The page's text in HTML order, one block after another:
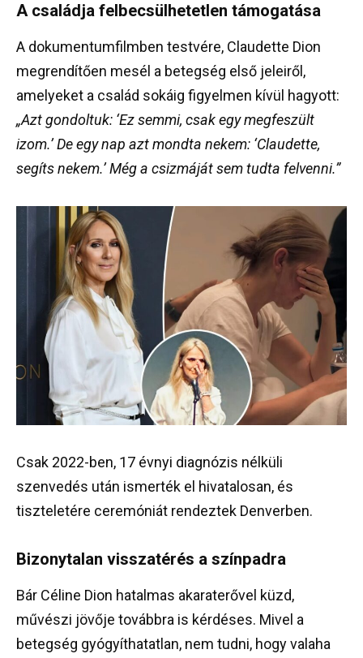
A családja felbecsülhetetlen támogatása
A dokumentumfilmben testvére, Claudette Dion
megrendítően mesél a betegség első jeleiről,
amelyeket a család sokáig figyelmen kívül hagyott:
„Azt gondoltuk: ‘Ez semmi, csak egy megfeszült
izom.’ De egy nap azt mondta nekem: ‘Claudette,
segíts nekem.’ Még a csizmáját sem tudta felvenni.”
Csak 2022-ben, 17 évnyi diagnózis nélküli
szenvedés után ismerték el hivatalosan, és
tiszteletére ceremóniát rendeztek Denverben.
Bizonytalan visszatérés a színpadra
Bár Céline Dion hatalmas akaraterővel küzd,
művészi jövője továbbra is kérdéses. Mivel a
betegség gyógyíthatatlan, nem tudni, hogy valaha